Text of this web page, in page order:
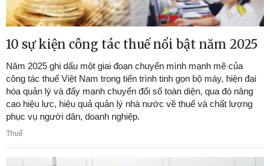
10 sự kiện công tác thuế nổi bật năm 2025
Năm 2025 ghi dấu một giai đoạn chuyển mình mạnh mẽ của
công tác thuế Việt Nam trong tiến trình tinh gọn bộ máy, hiện đại
hóa quản lý và đẩy mạnh chuyển đổi số toàn diện, qua đó nâng
cao hiệu lực, hiệu quả quản lý nhà nước về thuế và chất lượng
phục vụ người dân, doanh nghiệp.
Thuế